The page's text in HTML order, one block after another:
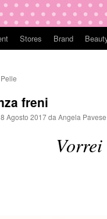
Stores Brand
freni
Agosto 2017da Angela Pavese
Vorrei